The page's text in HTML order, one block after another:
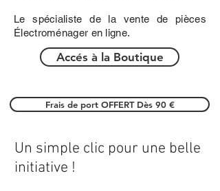
Le spécialiste de la vente de pièces
Électroménager en ligne.
Accés à la Boutique
Frais de port OFFERT Dès 90 €
Un simple clic pour une belle
initiative !